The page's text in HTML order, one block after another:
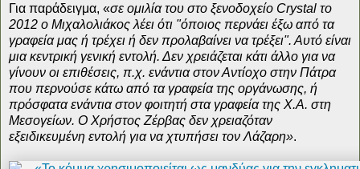
Για παράδειγμα, «σε ομιλία του στο ξενοδοχείο Crystal το
2012 ο Μιχαλολιάκος λέει ότι "όποιος περνάει έξω από τα
γραφεία μας ή τρέχει ή δεν προλαβαίνει να τρέξει". Αυτό είναι
μια κεντρική γενική εντολή. Δεν χρειάζεται κάτι άλλο για να
γίνουν οι επιθέσεις, π.χ. ενάντια στον Αντίοχο στην Πάτρα
που περνούσε κάτω από τα γραφεία της οργάνωσης, ή
πρόσφατα ενάντια στον φοιτητή στα γραφεία της Χ.Α. στη
Μεσογείων. Ο Χρήστος Ζέρβας δεν χρειαζόταν
εξειδικευμένη εντολή για να χτυπήσει τον Λάζαρη».